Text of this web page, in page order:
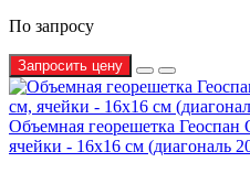
По запросу
Запросить цену
Объемная георешетка
ячейки - 16х16 см (диагональ